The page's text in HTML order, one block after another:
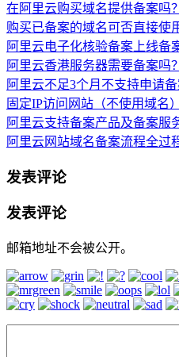
在阿里云购买域名提供备案吗？
购买已备案的域名可否直接使
阿里云电子化核验备案上线备
阿里云香港服务器需要备案吗
阿里云不足3个月不支持申请
固定IP访问网站（不使用域名
阿里云支持备案产品及备案服
阿里云网站域名备案流程全过
发表评论
发表评论
邮箱地址不会被公开。